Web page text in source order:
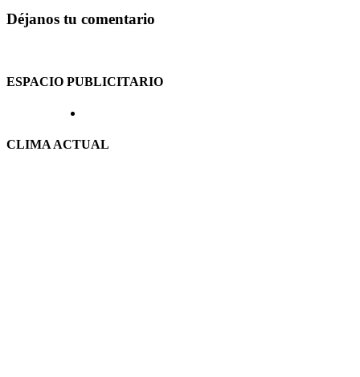
Déjanos tu comentario
ESPACIO PUBLICITARIO
CLIMA ACTUAL